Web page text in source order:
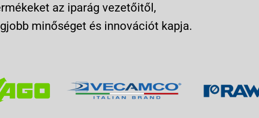
az iparág vezetőitől,
minőséget és innovációt kapja.